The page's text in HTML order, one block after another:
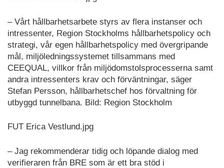
– Vårt hållbarhetsarbete styrs av flera instanser och
intressenter, Region Stockholms hållbarhetspolicy och
strategi, vår egen hållbarhetspolicy med övergripande
mål, miljöledningssystemet tillsammans med
CEEQUAL, villkor från miljödomstolsprocesserna samt
andra intressenters krav och förväntningar, säger
Stefan Persson, hållbarhetschef hos förvaltning för
utbyggd tunnelbana. Bild: Region Stockholm
FUT Erica Vestlund.jpg
– Jag rekommenderar tidig och löpande dialog med
verifieraren från BRE som är ett bra stöd i